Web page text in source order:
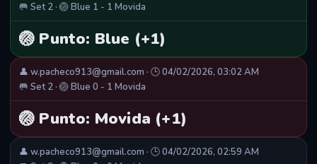
🥅 Set 2 · 🏐 Blue 1 - 1 Movida
🏐 Punto: Blue (+1)
👤 w.pacheco913@gmail.com · 🕒 04/02/2026, 03:02 AM
🥅 Set 2 · 🏐 Blue 0 - 1 Movida
🏐 Punto: Movida (+1)
👤 w.pacheco913@gmail.com · 🕒 04/02/2026, 02:59 AM